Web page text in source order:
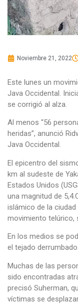
Noviembre 21, 2022
Este lunes un
Java Occidental.
se corrigió al alza.
Al menos “56
heridas”, anunció
Java Occidental.
El epicentro del
km al sudeste de
Estados Unidos
una magnitud de
islámico de la
movimiento telúrico,
En los medios se
el tejado derrumbado.
Muchas de las
sido encontradas
precisó Suherman,
víctimas se